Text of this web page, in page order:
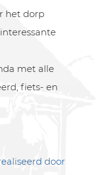
het dorp
met alle
fiets- en
door